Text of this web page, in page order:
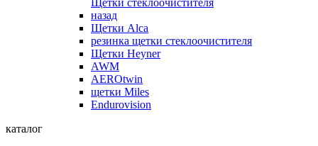
Щетки стеклоочистителя
назад
Щетки Alca
резинка щетки стеклоочистителя
Щетки Heyner
AWM
AEROtwin
щетки Miles
Endurovision
каталог